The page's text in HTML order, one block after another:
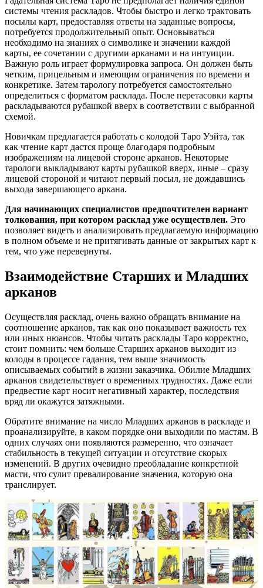
системы чтения раскладов. Чтобы быстро и легко трактовать
посылы карт, предоставляя ответы на заданные вопросы,
потребуется продолжительный опыт. Основываться
необходимо на знаниях о символике и значении каждой
карты, ее сочетании с другими арканами и на интуиции.
Важную роль играет формулировка запроса. Он должен быть
четким, прицельным и имеющим ограничения по времени и
конкретике. Затем тарологу потребуется самостоятельно
определиться с форматом расклада. После перетасовки карты
раскладываются рубашкой вверх в соответствии с выбранной
схемой.
Новичкам предлагается работать с колодой Таро Уэйта, так
как чтение карт дастся проще благодаря подробным
изображениям на лицевой стороне арканов. Некоторые
тарологи выкладывают карты рубашкой вверх, иные – сразу
лицевой стороной и читают первый посыл, не дождавшись
выхода завершающего аркана.
Для начинающих специалистов предпочтителен вариант
толкования, при котором расклад уже осуществлен. Это
позволяет видеть и анализировать предлагаемую информацию
в полном объеме и не притягивать данные от закрытых карт к
тем, что уже перевернуты.
Взаимодействие Старших и Младших
арканов
Осуществляя расклад, очень важно обращать внимание на
соотношение арканов, так как оно показывает важность тех
или иных нюансов. Чтобы читать расклады Таро корректно,
стоит помнить: чем больше Старших арканов выходит из
колоды в процессе гадания, тем выше значимость
описываемых событий в жизни заказчика. Обилие Младших
арканов свидетельствует о временных трудностях. Даже если
предвестие карт носит негативный характер, последствия
вряд ли окажутся затяжными.
Обратите внимание на число Младших арканов в раскладе и
проанализируйте, в каком порядке они выходили по мастям. В
одних случаях они появляются размеренно, что означает
стабильность в текущей ситуации и отсутствие скорых
изменений. В других очевидно преобладание конкретной
масти, что сулит превалирование значения, которую она
транслирует.